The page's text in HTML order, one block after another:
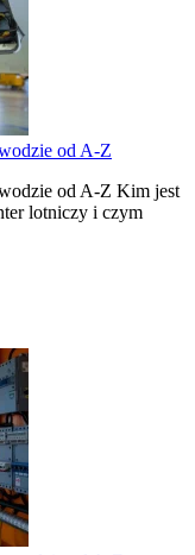
od A-Z
od A-Z Kim jest
lotniczy i czym